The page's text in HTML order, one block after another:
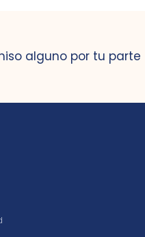
alguno por tu parte